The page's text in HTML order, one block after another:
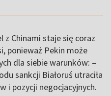
z Chinami staje się coraz
ponieważ Pekin może
dla siebie warunków: –
sankcji Białoruś utraciła
i pozycji negocjacyjnych.